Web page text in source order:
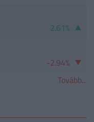
2.61%
-2.94%
Tovább...